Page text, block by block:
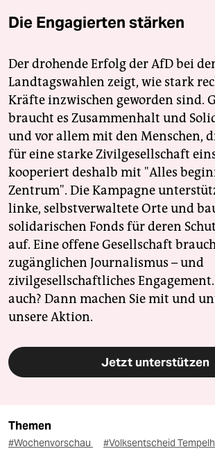
Die Engagierten stärken
Der drohende Erfolg der AfD bei
Landtagswahlen zeigt, wie stark
Kräfte inzwischen geworden sind.
braucht es Zusammenhalt und
und vor allem mit den Menschen,
für eine starke Zivilgesellschaft
kooperiert deshalb mit "Alles
Zentrum". Die Kampagne
linke, selbstverwaltete Orte und
solidarischen Fonds für deren
auf. Eine offene Gesellschaft
zugänglichen Journalismus – und
zivilgesellschaftliches
auch? Dann machen Sie mit und
unsere Aktion.
Jetzt unterstützen
Themen
#Wochenvorschau #Volksentscheid